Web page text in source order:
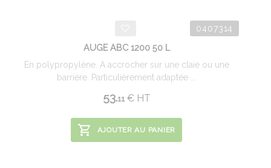
0407314
AUGE ABC 1200 50 L
En polypropylène. A accrocher sur une claie ou une
barrière. Particulièrement adaptée ...
53.11 €HT
AJOUTER AU PANIER